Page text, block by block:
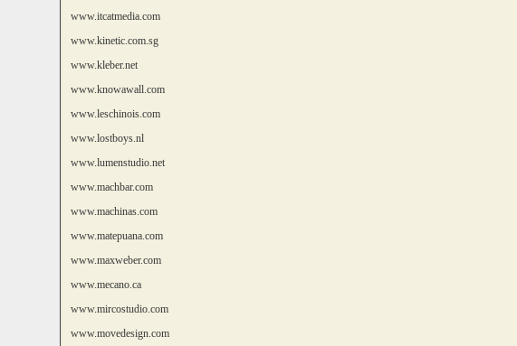
www.itcatmedia.com
www.kinetic.com.sg
www.kleber.net
www.knowawall.com
www.leschinois.com
www.lostboys.nl
www.lumenstudio.net
www.machbar.com
www.machinas.com
www.matepuana.com
www.maxweber.com
www.mecano.ca
www.mircostudio.com
www.movedesign.com